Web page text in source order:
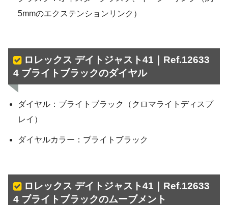
5mmのエクステンションリンク）
ロレックス デイトジャスト41｜Ref.12633
4 ブライトブラックのダイヤル
ダイヤル：ブライトブラック（クロマライトディスプ
レイ）
ダイヤルカラー：ブライトブラック
ロレックス デイトジャスト41
Ref.12633
4 ブライトブラックのムーブメント